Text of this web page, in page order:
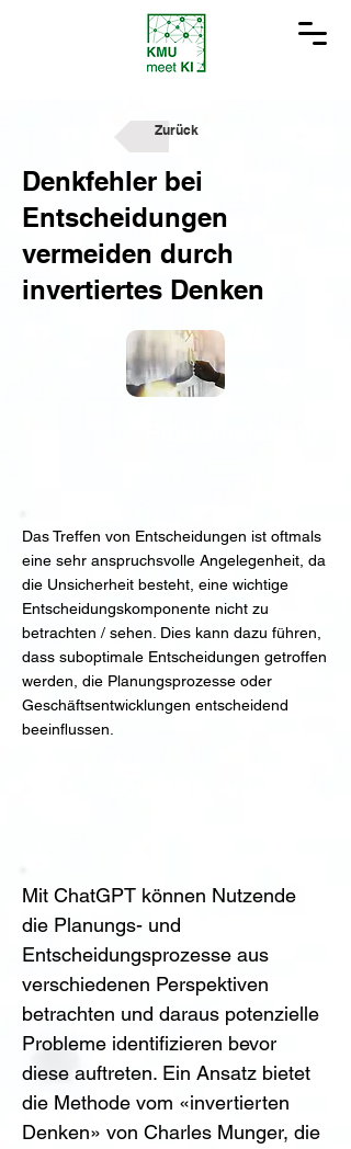
Zurück
Denkfehler bei
Entscheidungen
vermeiden durch
invertiertes Denken
Das Treffen von Entscheidungen ist oftmals
eine sehr anspruchsvolle Angelegenheit, da
die Unsicherheit besteht, eine wichtige
Entscheidungskomponente nicht zu
betrachten / sehen. Dies kann dazu führen,
dass suboptimale Entscheidungen getroffen
werden, die Planungsprozesse oder
Geschäftsentwicklungen entscheidend
beeinflussen.
Mit ChatGPT können Nutzende
die Planungs- und
Entscheidungsprozesse aus
verschiedenen Perspektiven
betrachten und daraus potenzielle
Probleme identifizieren bevor
diese auftreten. Ein Ansatz bietet
die Methode vom «invertierten
Denken» von Charles Munger, die